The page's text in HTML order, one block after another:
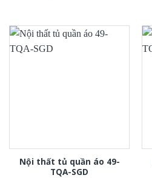
Nội thất tủ quần áo 49-
TQA-SGD